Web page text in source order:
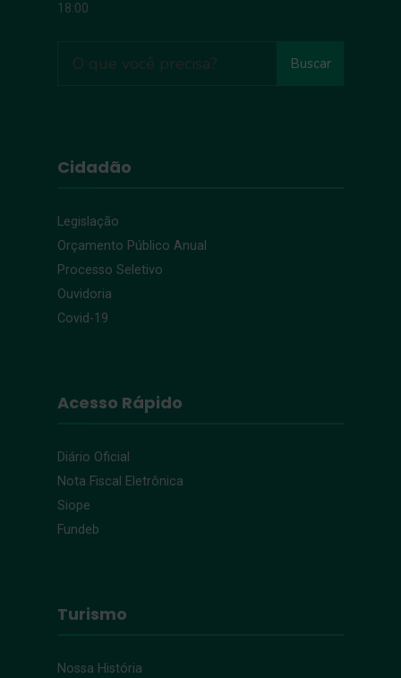
18:00
Buscar
Cidadão
Legislação
Orçamento Público Anual
Processo Seletivo
Ouvidoria
Covid-19
Acesso Rápido
Diário Oficial
Nota Fiscal Eletrônica
Siope
Fundeb
Turismo
Nossa História